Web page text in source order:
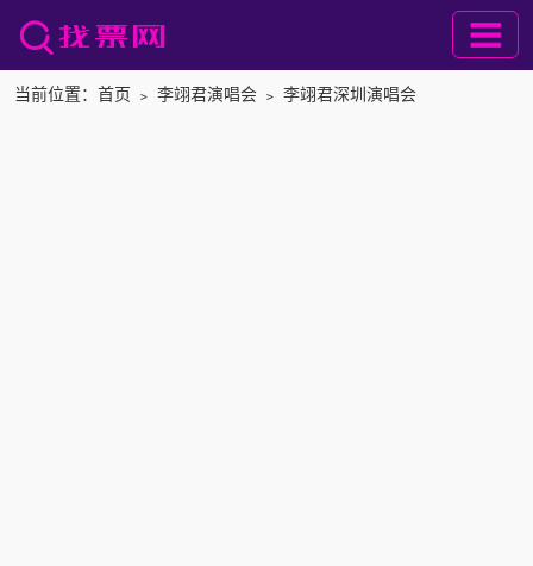
当前位置： 首页 ﹥ 李翊君演唱会 ﹥ 李翊君深圳演唱会